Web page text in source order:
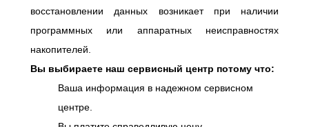
восстановлении данных возникает при наличии
программных или аппаратных неисправностях
накопителей.
Вы выбираете наш сервисный центр потому что:
Ваша информация в надежном сервисном
центре.